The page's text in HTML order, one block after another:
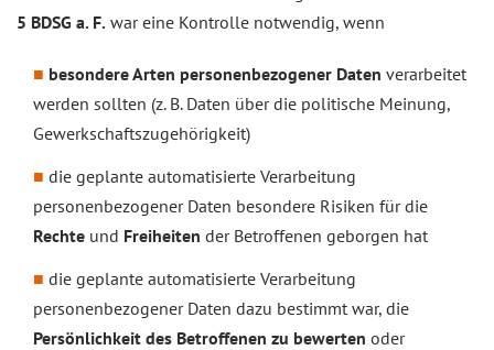
5 BDSG a. F. war eine Kontrolle notwendig, wenn
besondere Arten personenbezogener Daten verarbeitet
werden sollten (z. B. Daten über die politische Meinung,
Gewerkschaftszugehörigkeit)
die geplante automatisierte Verarbeitung
personenbezogener Daten besondere Risiken für die
Rechte und Freiheiten der Betroffenen geborgen hat
die geplante automatisierte Verarbeitung
personenbezogener Daten dazu bestimmt war, die
Persönlichkeit des Betroffenen zu bewerten oder